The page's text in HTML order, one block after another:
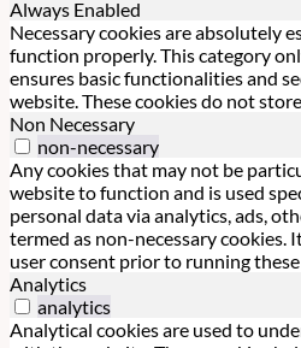
Always Enabled
Necessary cookies are absolutely
function properly. This category
ensures basic functionalities and
website. These cookies do not
Non Necessary
non-necessary
Any cookies that may not be
website to function and is used
personal data via analytics, ads,
termed as non-necessary cookies.
user consent prior to running
Analytics
analytics
Analytical cookies are used to